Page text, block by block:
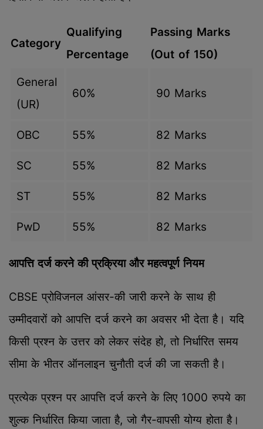
Category
Qualifying
Percentage
Passing Marks
(Out of 150)
General
(UR)
60% 90 Marks
OBC 55% 82 Marks
SC 55% 82 Marks
ST 55% 82 Marks
PwD 55% 82 Marks
आपत्ति दर्ज करने की प्रक्रिया और महत्वपूर्ण नियम
CBSE प्रोविजनल आंसर-की जारी करने के साथ ही
उम्मीदवारों को आपत्ति दर्ज करने का अवसर भी देता है। यदि
किसी प्रश्न के उत्तर को लेकर संदेह हो, तो निर्धारित समय
सीमा के भीतर ऑनलाइन चुनौती दर्ज की जा सकती है।
प्रत्येक प्रश्न पर आपत्ति दर्ज करने के लिए 1000 रुपये का
शुल्क निर्धारित किया जाता है, जो गैर-वापसी योग्य होता है।